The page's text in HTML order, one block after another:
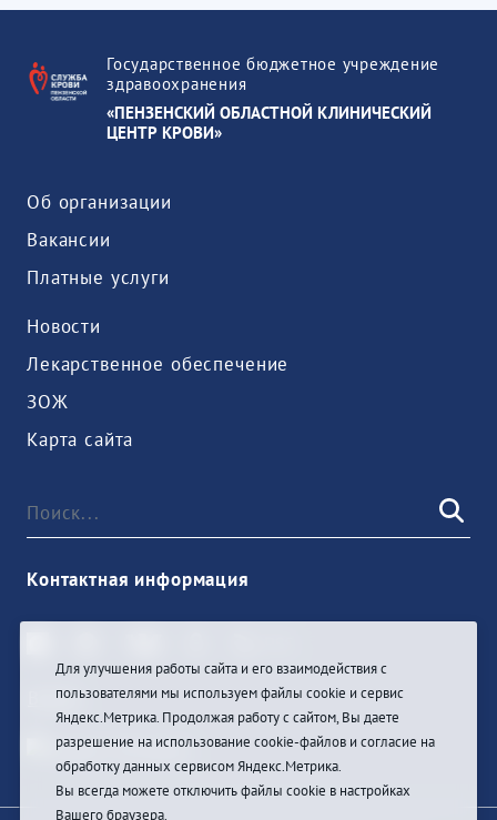
Государственное бюджетное учреждение
здравоохранения
«ПЕНЗЕНСКИЙ ОБЛАСТНОЙ КЛИНИЧЕСКИЙ
ЦЕНТР КРОВИ»
Об организации
Вакансии
Платные услуги
Новости
Лекарственное обеспечение
ЗОЖ
Карта сайта
Контактная информация
Войти
Для улучшения работы сайта и его взаимодействия с
пользователями мы используем файлы cookie и сервис
Яндекс.Метрика. Продолжая работу с сайтом, Вы даете
разрешение на использование cookie-файлов и согласие на
обработку данных сервисом Яндекс.Метрика.
Вы всегда можете отключить файлы cookie в настройках
Вашего браузера.